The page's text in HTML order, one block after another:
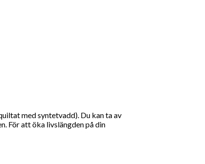
med syntetvadd). Du kan ta av
För att öka livslängden på din